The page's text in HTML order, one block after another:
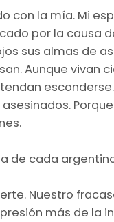
con la mía. Mi
por la causa
sus almas de
Aunque vivan
de cada
Nuestro
más de la